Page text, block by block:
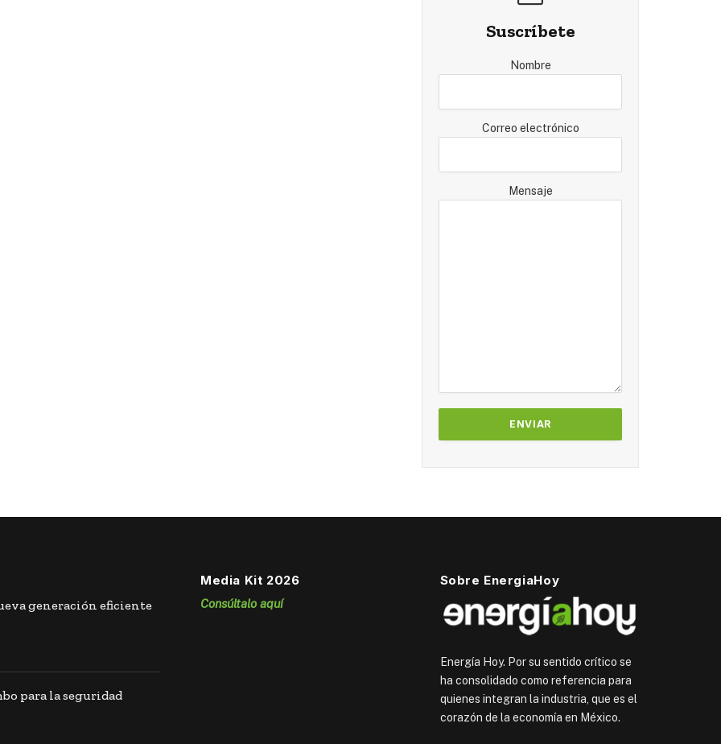
Suscríbete
Nombre
Correo electrónico
Mensaje
generación eficiente
para la seguridad
Media Kit 2026
Consúltalo aquí
Sobre EnergiaHoy
Energía Hoy. Por su sentido crítico se
ha consolidado como referencia para
quienes integran la industria, que es el
corazón de la economía en México.